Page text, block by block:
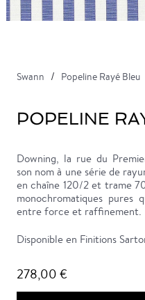
Swann Popeline Rayé Bleu
POPELINE
Downing, la rue du
son nom à une série de
en chaîne 120/2 et trame
monochromatiques
entre force et raffinement.
Disponible en Finitions
278,00 €